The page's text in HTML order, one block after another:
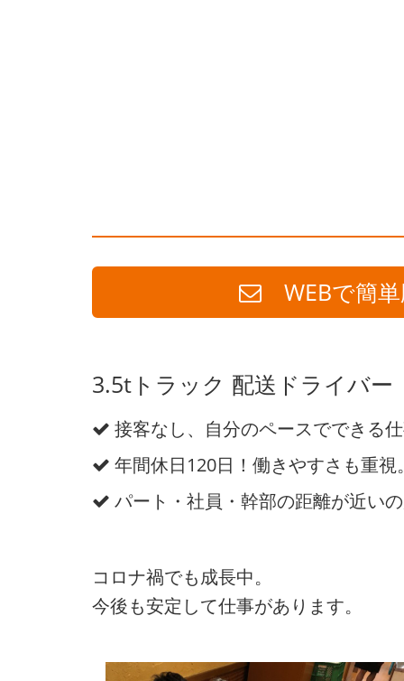
WEBで簡
3.5tトラック 配送ドライバー
接客なし、自分のペースでできる
年間休日120日！働きやすさも重視
パート・社員・幹部の距離が近い
コロナ禍でも成長中。
今後も安定して仕事があります。